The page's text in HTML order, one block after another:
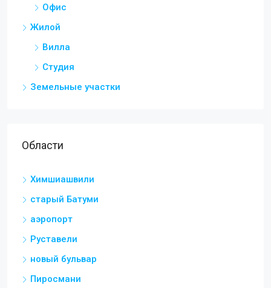
Офис
Жилой
Вилла
Студия
Земельные участки
Области
Химшиашвили
старый Батуми
аэропорт
Руставели
новый бульвар
Пиросмани